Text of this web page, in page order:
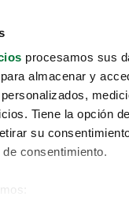
procesamos sus
almacenar y
Tiene la opción
su
consentimiento.